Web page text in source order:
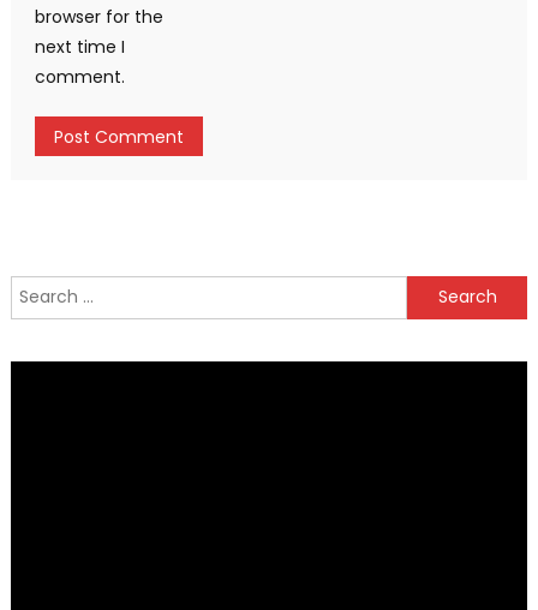
browser for the
next time I
comment.
Search
for: